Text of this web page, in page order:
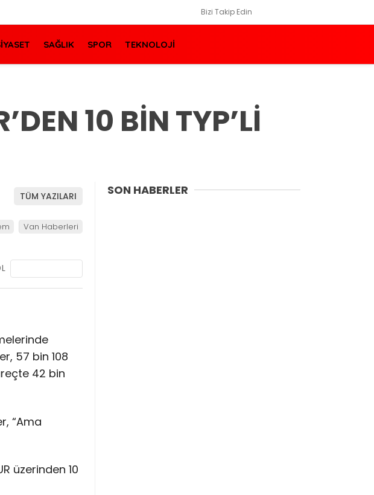
Bizi Takip Edin
SAĞLIK SPOR TEKNOLOJİ
10 BİN TYP’Lİ
TÜM YAZILARI
Van Haberleri
57 bin 108
42 bin
“Ama
üzerinden 10
SON HABERLER